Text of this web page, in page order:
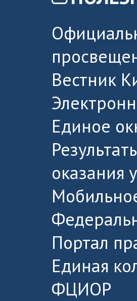
Вестник
Единое
оказания
Портал
Единая
ФЦИОР